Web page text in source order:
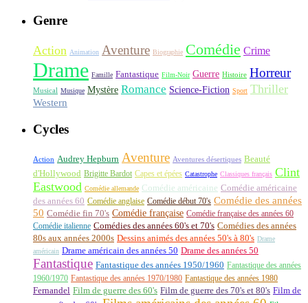
Genre
Action Animation Aventure Biographie Comédie Crime
Drame Famille Fantastique Film-Noir Guerre Histoire Horreur
Musical Musique Mystère Romance Science-Fiction Sport Thriller
Western
Cycles
Action Audrey Hepburn Aventure Aventures désertiques Beauté
d'Hollywood Brigitte Bardot Capes et épées Catastrophe Classiques français Clint
Eastwood Comédie allemande Comédie américaine Comédie américaine
des années 60 Comédie anglaise Comédie début 70's Comédie des années
50 Comédie fin 70's Comédie française Comédie française des années 60
Comédie italienne Comédies des années 60's et 70's Comédies des années
80s aux années 2000s Dessins animés des années 50's à 80's Drame
américain Drame américain des années 50 Drame des années 50
Fantastique Fantastique des années 1950/1960 Fantastique des années
1960/1970 Fantastique des années 1970/1980 Fantastique des années 1980
Fernandel Film de guerre des 60's Film de guerre des 70's et 80's Film de